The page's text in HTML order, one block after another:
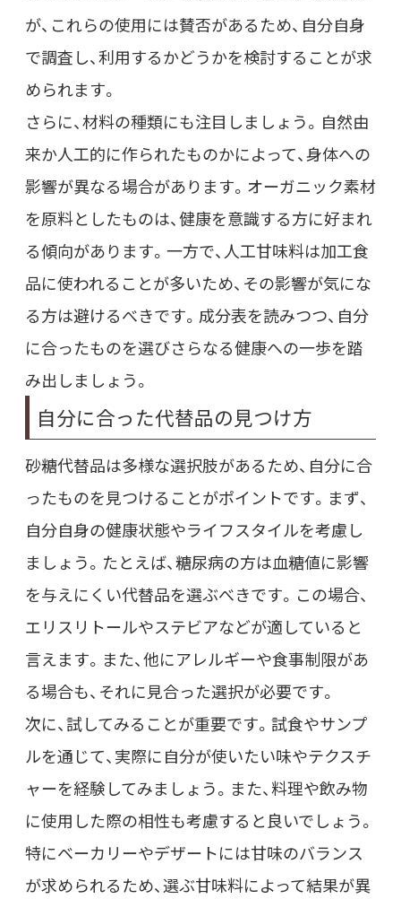
が、これらの使用には賛否があるため、自分自身
で調査し、利用するかどうかを検討することが求
められます。
さらに、材料の種類にも注目しましょう。自然由
来か人工的に作られたものかによって、身体への
影響が異なる場合があります。オーガニック素材
を原料としたものは、健康を意識する方に好まれ
る傾向があります。一方で、人工甘味料は加工食
品に使われることが多いため、その影響が気にな
る方は避けるべきです。成分表を読みつつ、自分
に合ったものを選びさらなる健康への一歩を踏
み出しましょう。
自分に合った代替品の見つけ方
砂糖代替品は多様な選択肢があるため、自分に合
ったものを見つけることがポイントです。まず、
自分自身の健康状態やライフスタイルを考慮し
ましょう。たとえば、糖尿病の方は血糖値に影響
を与えにくい代替品を選ぶべきです。この場合、
エリスリトールやステビアなどが適していると
言えます。また、他にアレルギーや食事制限があ
る場合も、それに見合った選択が必要です。
次に、試してみることが重要です。試食やサンプ
ルを通じて、実際に自分が使いたい味やテクスチ
ャーを経験してみましょう。また、料理や飲み物
に使用した際の相性も考慮すると良いでしょう。
特にベーカリーやデザートには甘味のバランス
が求められるため、選ぶ甘味料によって結果が異